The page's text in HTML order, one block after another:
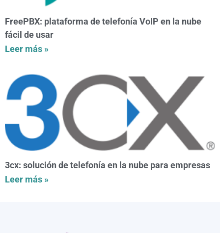
FreePBX: plataforma de telefonía VoIP en la nube
fácil de usar
Leer más »
3cx: solución de telefonía en la nube para empresas
Leer más »